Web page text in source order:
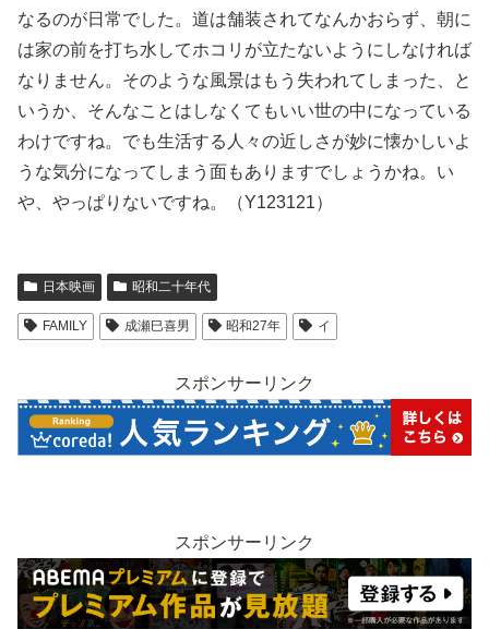
なるのが日常でした。道は舗装されてなんかおらず、朝に
は家の前を打ち水してホコリが立たないようにしなければ
なりません。そのような風景はもう失われてしまった、と
いうか、そんなことはしなくてもいい世の中になっている
わけですね。でも生活する人々の近しさが妙に懐かしいよ
うな気分になってしまう面もありますでしょうかね。い
や、やっぱりないですね。（Y123121）
日本映画 昭和二十年代
FAMILY 成瀬巳喜男 昭和27年 イ
スポンサーリンク
スポンサーリンク